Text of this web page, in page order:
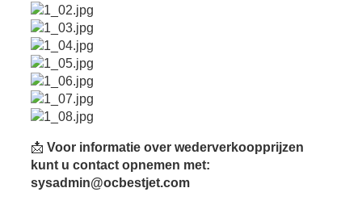
📩 Voor informatie over wederverkoopprijzen
kunt u contact opnemen met:
sysadmin@ocbestjet.com